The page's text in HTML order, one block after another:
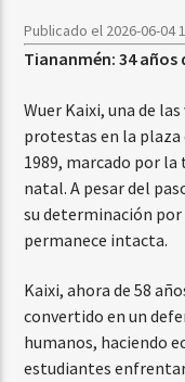
Beone Radio
Publicado el 2026-06-04
Tiananmén: 34 años
Wuer Kaixi, una de
protestas en la plaza
1989, marcado por
natal. A pesar del
su determinación
permanece intacta.
Kaixi, ahora de 58
convertido en un
humanos, haciendo
estudiantes